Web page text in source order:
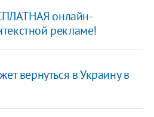
онлайн-
рекламе!
вернуться в Украину в